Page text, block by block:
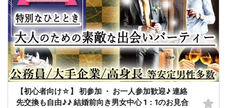
【初心者向け☆】 初参加 ・ お一人参加歓迎♪ 連絡
先交換も自由♪♪ 結婚前向き男女中心 1：1のお見合